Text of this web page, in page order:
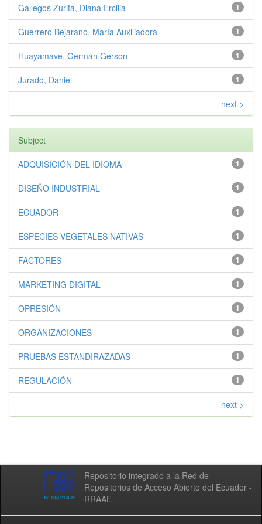
1
Gallegos Zurita, Diana Ercilia
1
Guerrero Bejarano, María Auxiliadora
1
Huayamave, Germán Gerson
1
Jurado, Daniel
next >
Subject
1
ADQUISICIÓN DEL IDIOMA
1
DISEÑO INDUSTRIAL
1
ECUADOR
1
ESPECIES VEGETALES NATIVAS
1
FACTORES
1
MARKETING DIGITAL
1
OPRESIÓN
1
ORGANIZACIONES
1
PRUEBAS ESTANDIRAZADAS
1
REGULACIÓN
next >
Repositorio integrado a la Red de
Repositorios de Acceso Abierto del Ecuador -
RRAAE